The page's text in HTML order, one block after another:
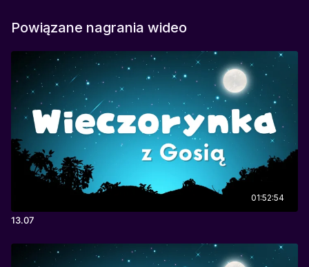
Powiązane nagrania wideo
01:52:54
13.07